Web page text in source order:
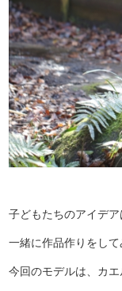
子どもたちのアイデ
一緒に作品作りをし
今回のモデルは、カエ